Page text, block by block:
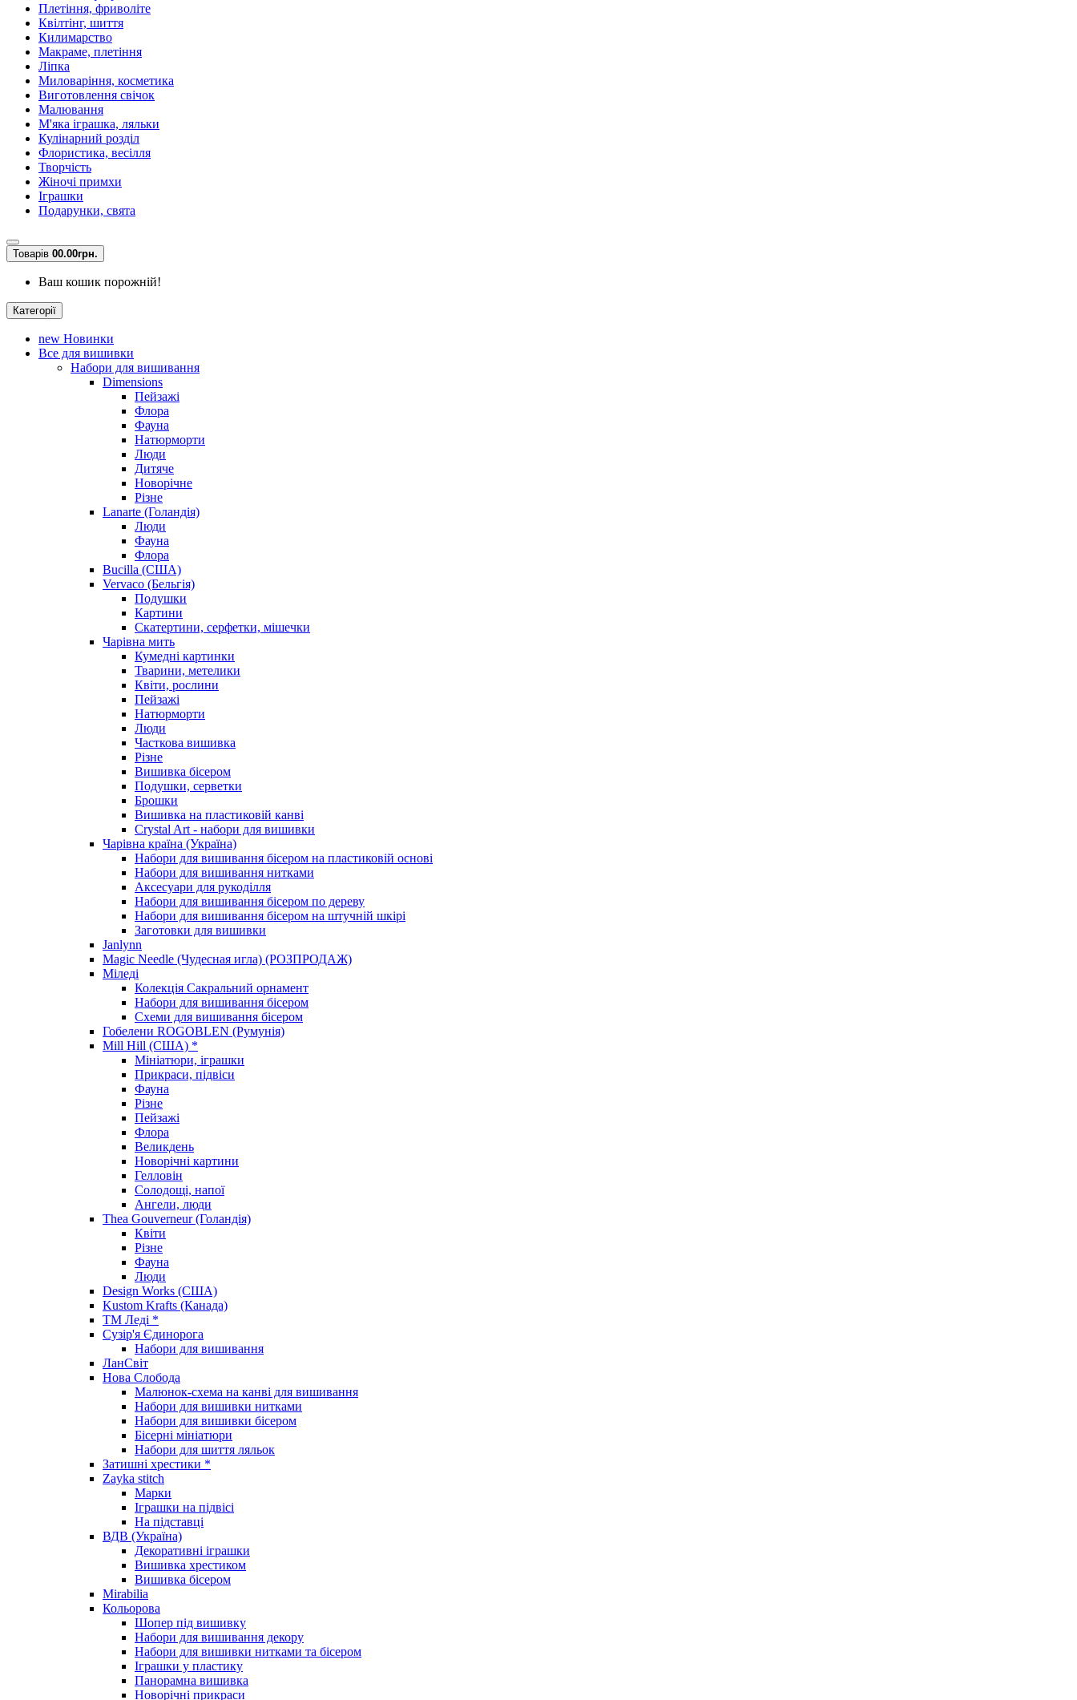
Плетіння, фриволіте
Квілтінг, шиття
Килимарство
Макраме, плетіння
Ліпка
Миловаріння, косметика
Виготовлення свічок
Малювання
М'яка іграшка, ляльки
Кулінарний розділ
Флористика, весілля
Творчість
Жіночі примхи
Іграшки
Подарунки, свята
Товарів 00.00грн.
Ваш кошик порожній!
Категорії
new Новинки
Все для вишивки
Набори для вишивання
Dimensions
Пейзажі
Флора
Фауна
Натюрморти
Люди
Дитяче
Новорічне
Різне
Lanarte (Голандія)
Люди
Фауна
Флора
Bucilla (США)
Vervaco (Бельгія)
Подушки
Картини
Скатертини, серфетки, мішечки
Чарiвна мить
Кумедні картинки
Тварини, метелики
Квіти, рослини
Пейзажі
Натюрморти
Люди
Часткова вишивка
Різне
Вишивка бісером
Подушки, серветки
Брошки
Вишивка на пластиковій канві
Crystal Art - набори для вишивки
Чарівна країна (Україна)
Набори для вишивання бісером на пластиковій основі
Набори для вишивання нитками
Аксесуари для рукоділля
Набори для вишивання бісером по дереву
Набори для вишивання бісером на штучній шкірі
Заготовки для вишивки
Janlynn
Magic Needle (Чудесная игла) (РОЗПРОДАЖ)
Міледі
Колекція Сакральний орнамент
Набори для вишивання бісером
Схеми для вишивання бісером
Гобелени ROGOBLEN (Румунія)
Mill Hill (США) *
Мініатюри, іграшки
Прикраси, підвіси
Фауна
Різне
Пейзажі
Флора
Великдень
Новорічні картини
Гелловін
Солодощі, напої
Ангели, люди
Thea Gouverneur (Голандія)
Квіти
Різне
Фауна
Люди
Design Works (США)
Kustom Krafts (Канада)
ТМ Леді *
Сузір'я Єдинорога
Набори для вишивання
ЛанСвіт
Нова Слобода
Малюнок-схема на канві для вишивання
Набори для вишивки нитками
Набори для вишивки бісером
Бісерні мініатюри
Набори для шиття ляльок
Затишні хрестики *
Zayka stitch
Марки
Іграшки на підвісі
На підставці
ВДВ (Україна)
Декоративні іграшки
Вишивка хрестиком
Вишивка бісером
Mirabilia
Кольорова
Шопер під вишивку
Набори для вишивання декору
Набори для вишивки нитками та бісером
Іграшки у пластику
Панорамна вишивка
Новорічні прикраси